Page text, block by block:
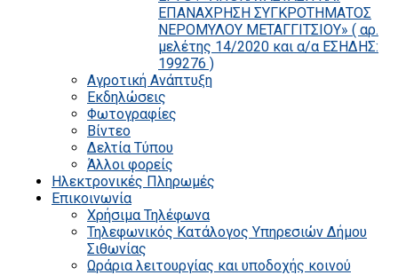
ΕΠΑΝΑΧΡΗΣΗ ΣΥΓΚΡΟΤΗΜΑΤΟΣ
ΝΕΡΟΜΥΛΟΥ ΜΕΤΑΓΓΙΤΣΙΟΥ» ( αρ.
μελέτης 14/2020 και α/α ΕΣΗΔΗΣ:
199276 )
Αγροτική Ανάπτυξη
Εκδηλώσεις
Φωτογραφίες
Βίντεο
Δελτία Τύπου
Άλλοι φορείς
Ηλεκτρονικές Πληρωμές
Επικοινωνία
Χρήσιμα Τηλέφωνα
Τηλεφωνικός Κατάλογος Υπηρεσιών Δήμου
Σιθωνίας
Ωράρια λειτουργίας και υποδοχής κοινού